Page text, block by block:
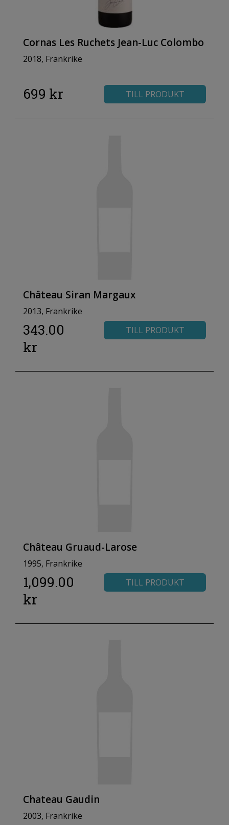
Cornas Les Ruchets Jean-Luc Colombo
2018, Frankrike
699 kr TILL PRODUKT
Château Siran Margaux
2013, Frankrike
343.00
kr
TILL PRODUKT
Château Gruaud-Larose
1995, Frankrike
1,099.00
kr
TILL PRODUKT
Chateau Gaudin
2003, Frankrike